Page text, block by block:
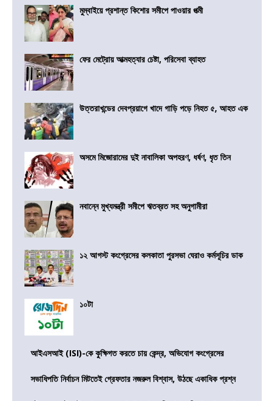
মুম্বাইয়ে প্রশান্ত কিশোর সমীপে পাওয়ার পত্মী
ফের মেট্রোয় আত্মহত্যার চেষ্টা, পরিসেবা ব্যাহত
উত্তরাখন্ডের দেবপ্রয়াগে খাদে গাড়ি পড়ে নিহত ৫, আহত এক
অসমে মিজোরামের দুই নাবালিকা অপহরণ, ধর্ষণ, ধৃত তিন
নবান্নে মুখ্যমন্ত্রী সমীপে ঋতব্রত সহ অনুগামীরা
১২ আগস্ট কংগ্রেসের কলকাতা পুরসভা ঘেরাও কর্মসূচির ডাক
১০টা
আইএসআই (ISI)-কে কুক্ষিগত করতে চায় কেন্দ্র, অভিযোগ কংগ্রেসের
সভাধিপতি নির্বাচন মিটতেই গ্রেফতার নজরুল বিশ্বাস, উঠছে একাধিক প্রশ্ন